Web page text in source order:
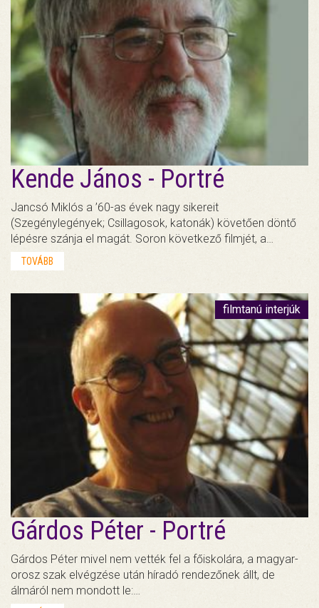
Kende János - Portré
Jancsó Miklós a ’60-as évek nagy sikereit
(Szegénylegények; Csillagosok, katonák) követően döntő
lépésre szánja el magát. Soron következő filmjét, a…
TOVÁBB
filmtanú interjúk
Gárdos Péter - Portré
Gárdos Péter mivel nem vették fel a főiskolára, a magyar-
orosz szak elvégzése után híradó rendezőnek állt, de
álmáról nem mondott le:…